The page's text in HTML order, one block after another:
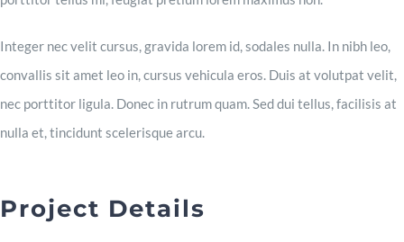
Integer nec velit cursus, gravida lorem id, sodales nulla. In nibh leo,
convallis sit amet leo in, cursus vehicula eros. Duis at volutpat velit,
nec porttitor ligula. Donec in rutrum quam. Sed dui tellus, facilisis at
nulla et, tincidunt scelerisque arcu.
Project Details